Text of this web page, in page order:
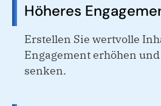
Höheres
Erstellen Sie wertvolle
Engagement erhöhen
senken.